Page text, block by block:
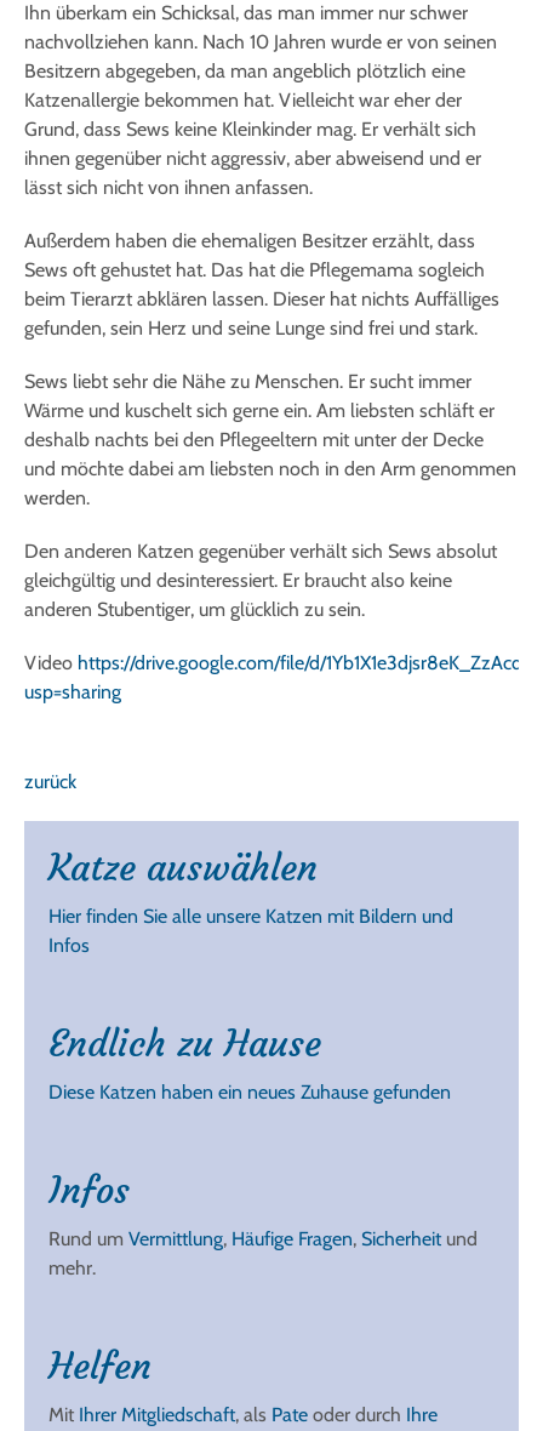
Ihn überkam ein Schicksal, das man immer nur schwer
nachvollziehen kann. Nach 10 Jahren wurde er von seinen
Besitzern abgegeben, da man angeblich plötzlich eine
Katzenallergie bekommen hat. Vielleicht war eher der
Grund, dass Sews keine Kleinkinder mag. Er verhält sich
ihnen gegenüber nicht aggressiv, aber abweisend und er
lässt sich nicht von ihnen anfassen.
Außerdem haben die ehemaligen Besitzer erzählt, dass
Sews oft gehustet hat. Das hat die Pflegemama sogleich
beim Tierarzt abklären lassen. Dieser hat nichts Auffälliges
gefunden, sein Herz und seine Lunge sind frei und stark.
Sews liebt sehr die Nähe zu Menschen. Er sucht immer
Wärme und kuschelt sich gerne ein. Am liebsten schläft er
deshalb nachts bei den Pflegeeltern mit unter der Decke
und möchte dabei am liebsten noch in den Arm genommen
werden.
Den anderen Katzen gegenüber verhält sich Sews absolut
gleichgültig und desinteressiert. Er braucht also keine
anderen Stubentiger, um glücklich zu sein.
Video https://drive.google.com/file/d/
usp=sharing
zurück
Katze auswählen
Hier finden Sie alle unsere Katzen mit Bildern und
Infos
Endlich zu Hause
Diese Katzen haben ein neues Zuhause gefunden
Infos
Rund um Vermittlung, Häufige Fragen, Sicherheitund
mehr.
Helfen
Mit Ihrer Mitgliedschaft, als Pate oder durch Ihre